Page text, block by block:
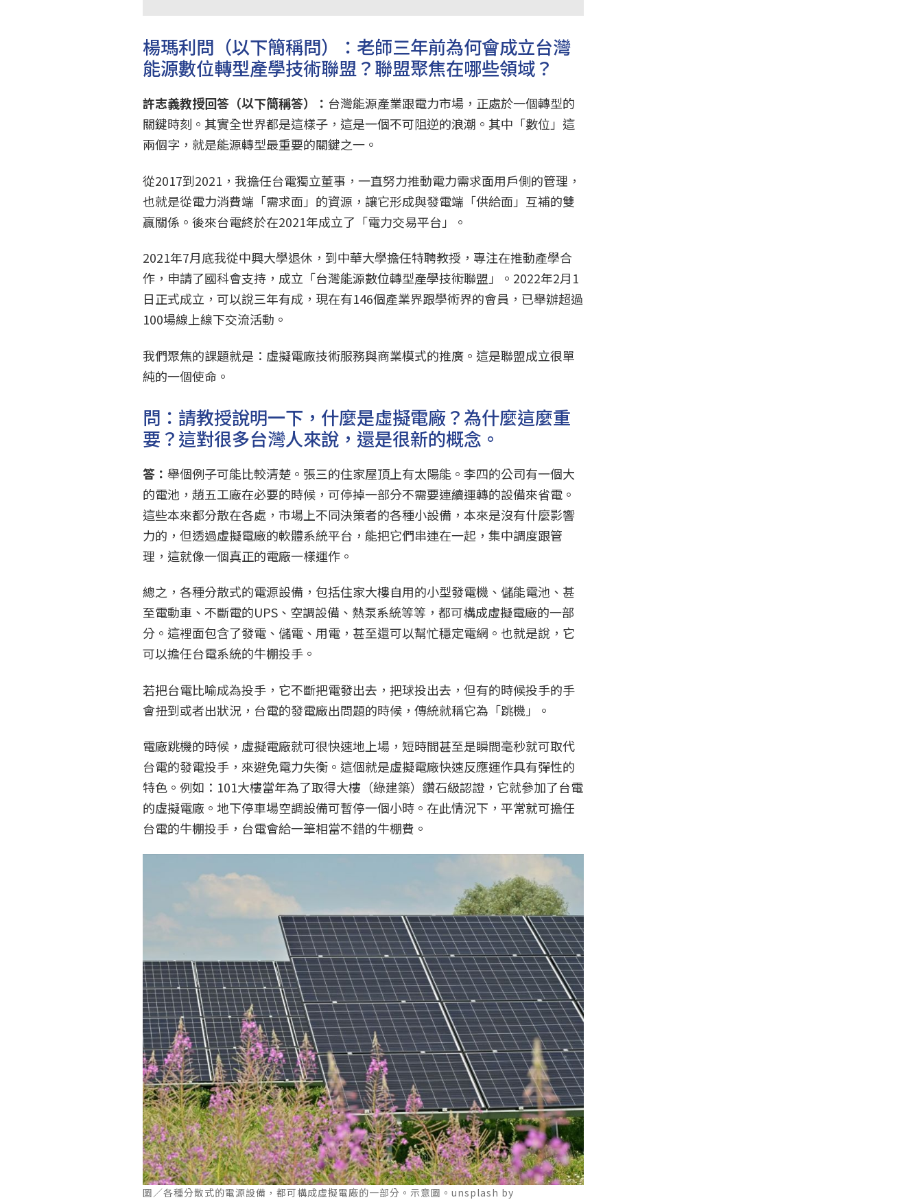
楊瑪利問（以下簡稱問）：老師三年前為何會成立台灣
能源數位轉型產學技術聯盟？聯盟聚焦在哪些領域？
許志義教授回答（以下簡稱答）： 台灣能源產業跟電力市場，正處於一個轉型的
關鍵時刻。其實全世界都是這樣子，這是一個不可阻逆的浪潮。其中「數位」這
兩個字，就是能源轉型最重要的關鍵之一。
從2017到2021，我擔任台電獨立董事，一直努力推動電力需求面用戶側的管理，
也就是從電力消費端「需求面」的資源，讓它形成與發電端「供給面」互補的雙
贏關係。後來台電終於在2021年成立了「電力交易平台」。
2021年7月底我從中興大學退休，到中華大學擔任特聘教授，專注在推動產學合
作，申請了國科會支持，成立「台灣能源數位轉型產學技術聯盟」。2022年2月1
日正式成立，可以說三年有成，現在有146個產業界跟學術界的會員，已舉辦超過
100場線上線下交流活動。
我們聚焦的課題就是：虛擬電廠技術服務與商業模式的推廣。這是聯盟成立很單
純的一個使命。
問：請教授說明一下，什麼是虛擬電廠？為什麼這麼重
要？這對很多台灣人來說，還是很新的概念。
答：舉個例子可能比較清楚。張三的住家屋頂上有太陽能。李四的公司有一個大
的電池，趙五工廠在必要的時候，可停掉一部分不需要連續運轉的設備來省電。
這些本來都分散在各處，市場上不同決策者的各種小設備，本來是沒有什麼影響
力的，但透過虛擬電廠的軟體系統平台，能把它們串連在一起，集中調度跟管
理，這就像一個真正的電廠一樣運作。
總之，各種分散式的電源設備，包括住家大樓自用的小型發電機、儲能電池、甚
至電動車、不斷電的UPS、空調設備、熱泵系統等等，都可構成虛擬電廠的一部
分。這裡面包含了發電、儲電、用電，甚至還可以幫忙穩定電網。也就是說，它
可以擔任台電系統的牛棚投手。
若把台電比喻成為投手，它不斷把電發出去，把球投出去，但有的時候投手的手
會扭到或者出狀況，台電的發電廠出問題的時候，傳統就稱它為「跳機」。
電廠跳機的時候，虛擬電廠就可很快速地上場，短時間甚至是瞬間毫秒就可取代
台電的發電投手，來避免電力失衡。這個就是虛擬電廠快速反應運作具有彈性的
特色。例如：101大樓當年為了取得大樓（綠建築）鑽石級認證，它就參加了台電
的虛擬電廠。地下停車場空調設備可暫停一個小時。在此情況下，平常就可擔任
台電的牛棚投手，台電會給一筆相當不錯的牛棚費。
圖／各種分散式的電源設備，都可構成虛擬電廠的一部分。示意圖。unsplash by